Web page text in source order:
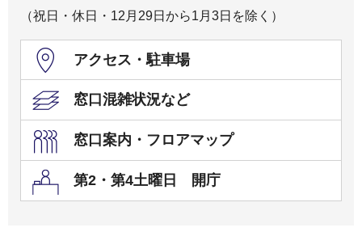
（祝日・休日・12月29日から1月3日を除く）
アクセス・駐車場
窓口混雑状況など
窓口案内・フロアマップ
第2・第4土曜日 開庁